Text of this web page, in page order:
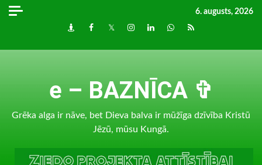
Skip
6. augusts, 2026
DraugiemFacebook
TwitterInstagram
LinkedInwhatsapp
RSS
e – BAZNĪCA ✞
Grēka alga ir nāve, bet Dieva balva ir mūžīga dzīvība Kristū
Jēzū, mūsu Kungā.